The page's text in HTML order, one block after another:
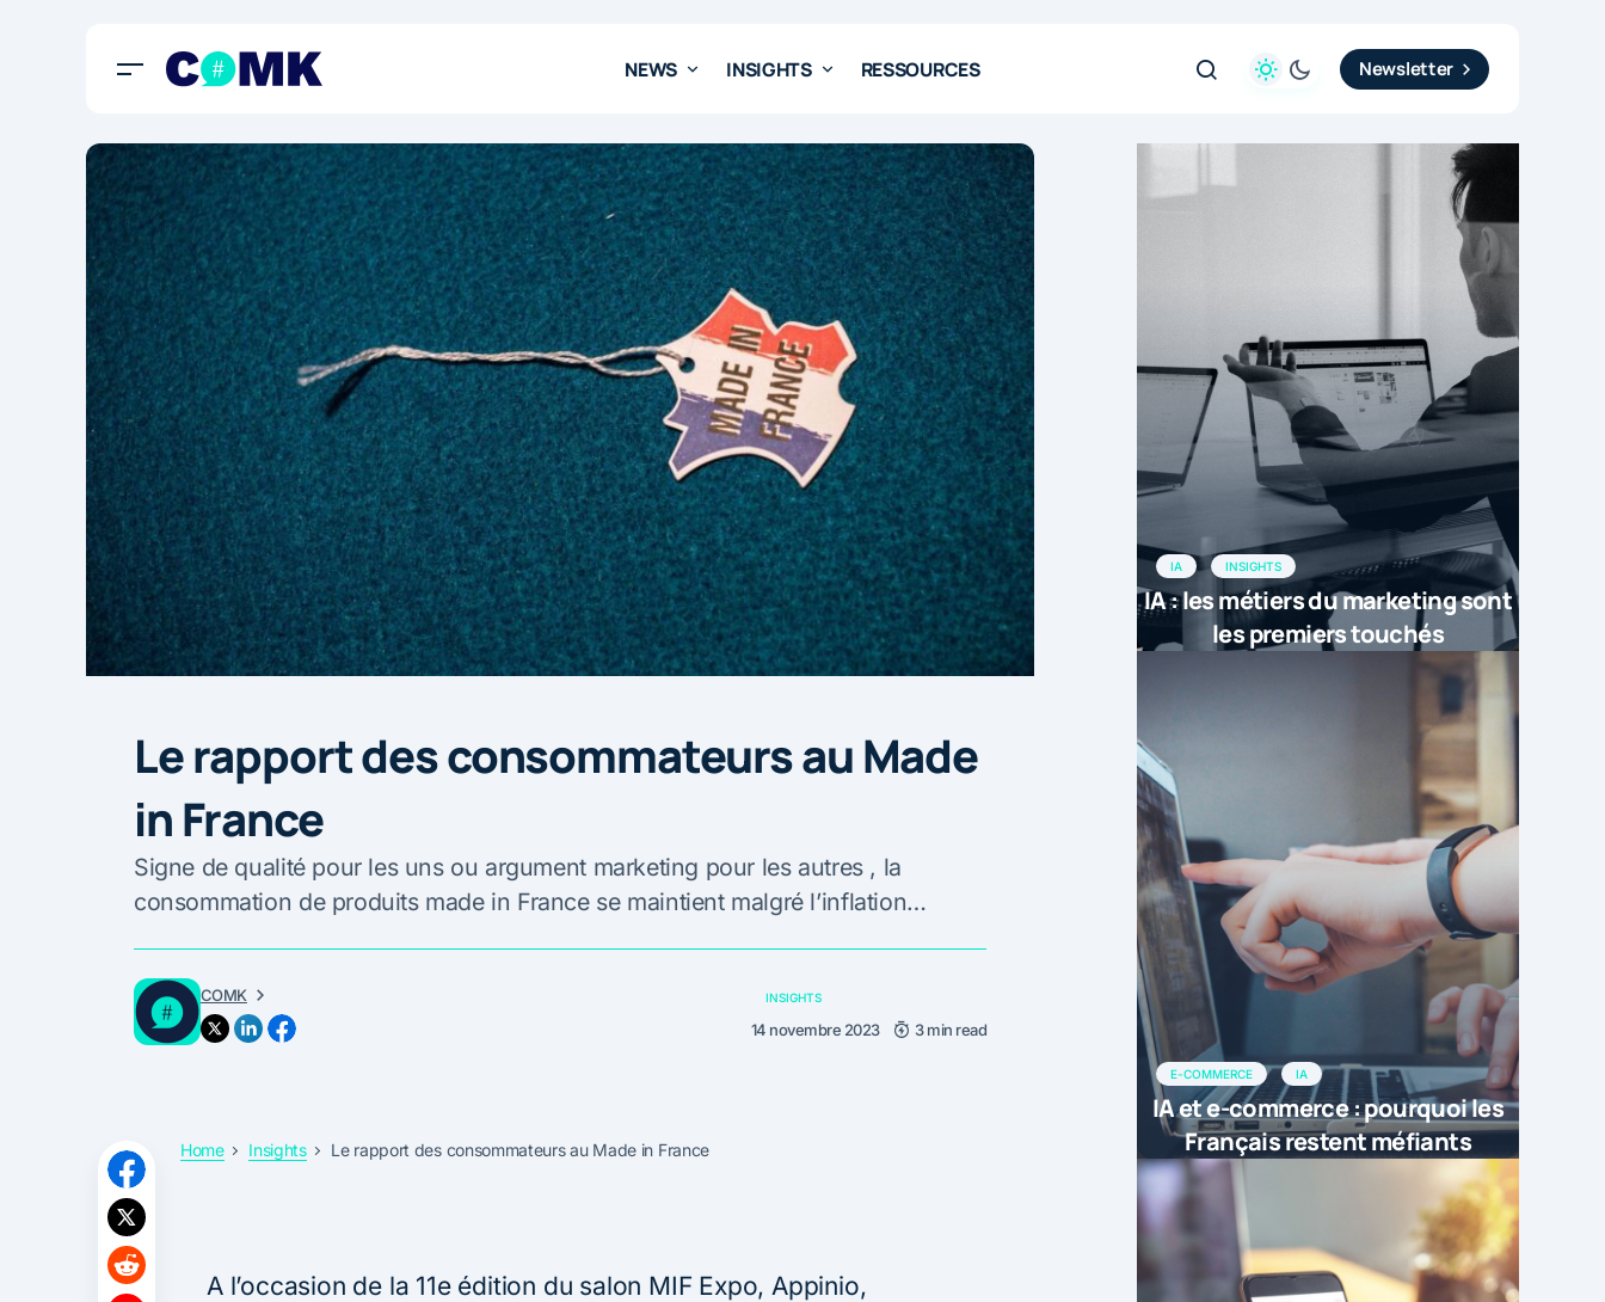
NEWS INSIGHTS RESSOURCES Newsletter
Le rapport des consommateurs au Made
in France
Signe de qualité pour les uns ou argument marketing pour les autres , la
consommation de produits made in France se maintient malgré l’inflation…
COMK INSIGHTS
14 novembre 2023 3 min read
Home Insights Le rapport des consommateurs au Made in France
A l’occasion de la 11e édition du salon MIF Expo, Appinio,
IA INSIGHTS
IA : les métiers du marketing sont
les premiers touchés
E-COMMERCE IA
IA et e-commerce : pourquoi les
Français restent méfiants